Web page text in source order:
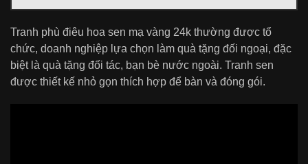
Tranh phù điêu hoa sen mạ vàng 24k thường được tổ
chức, doanh nghiệp lựa chọn làm quà tặng đối ngoại, đặc
biệt là quà tặng đối tác, bạn bè nước ngoài. Tranh sen
được thiết kế nhỏ gọn thích hợp để bàn và đóng gói.